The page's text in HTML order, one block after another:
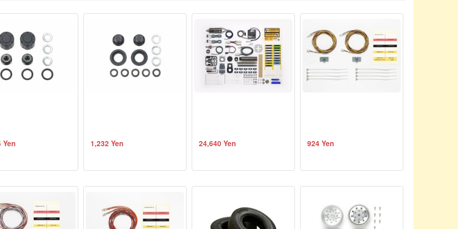
Yen 1,232 Yen 24,640 Yen 924 Yen